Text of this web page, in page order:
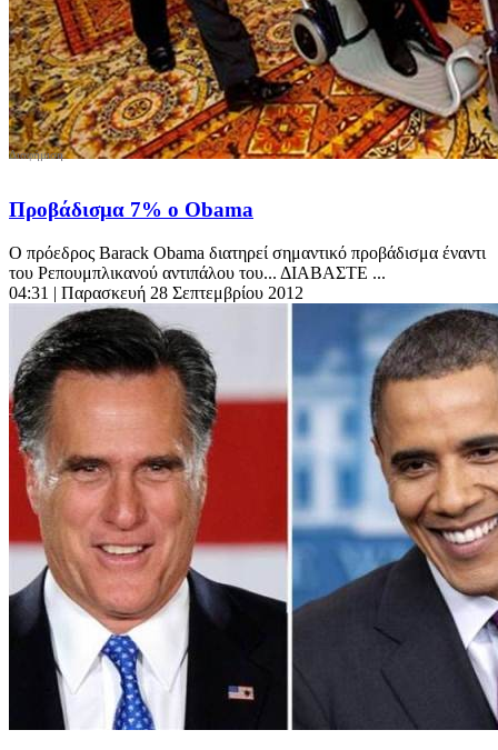
Προβάδισμα 7% ο Οbama
Ο πρόεδρος Barack Obama διατηρεί σημαντικό προβάδισμα έναντι
του Ρεπουμπλικανού αντιπάλου του... ΔΙΑΒΑΣΤΕ ...
04:31 | Παρασκευή 28 Σεπτεμβρίου 2012